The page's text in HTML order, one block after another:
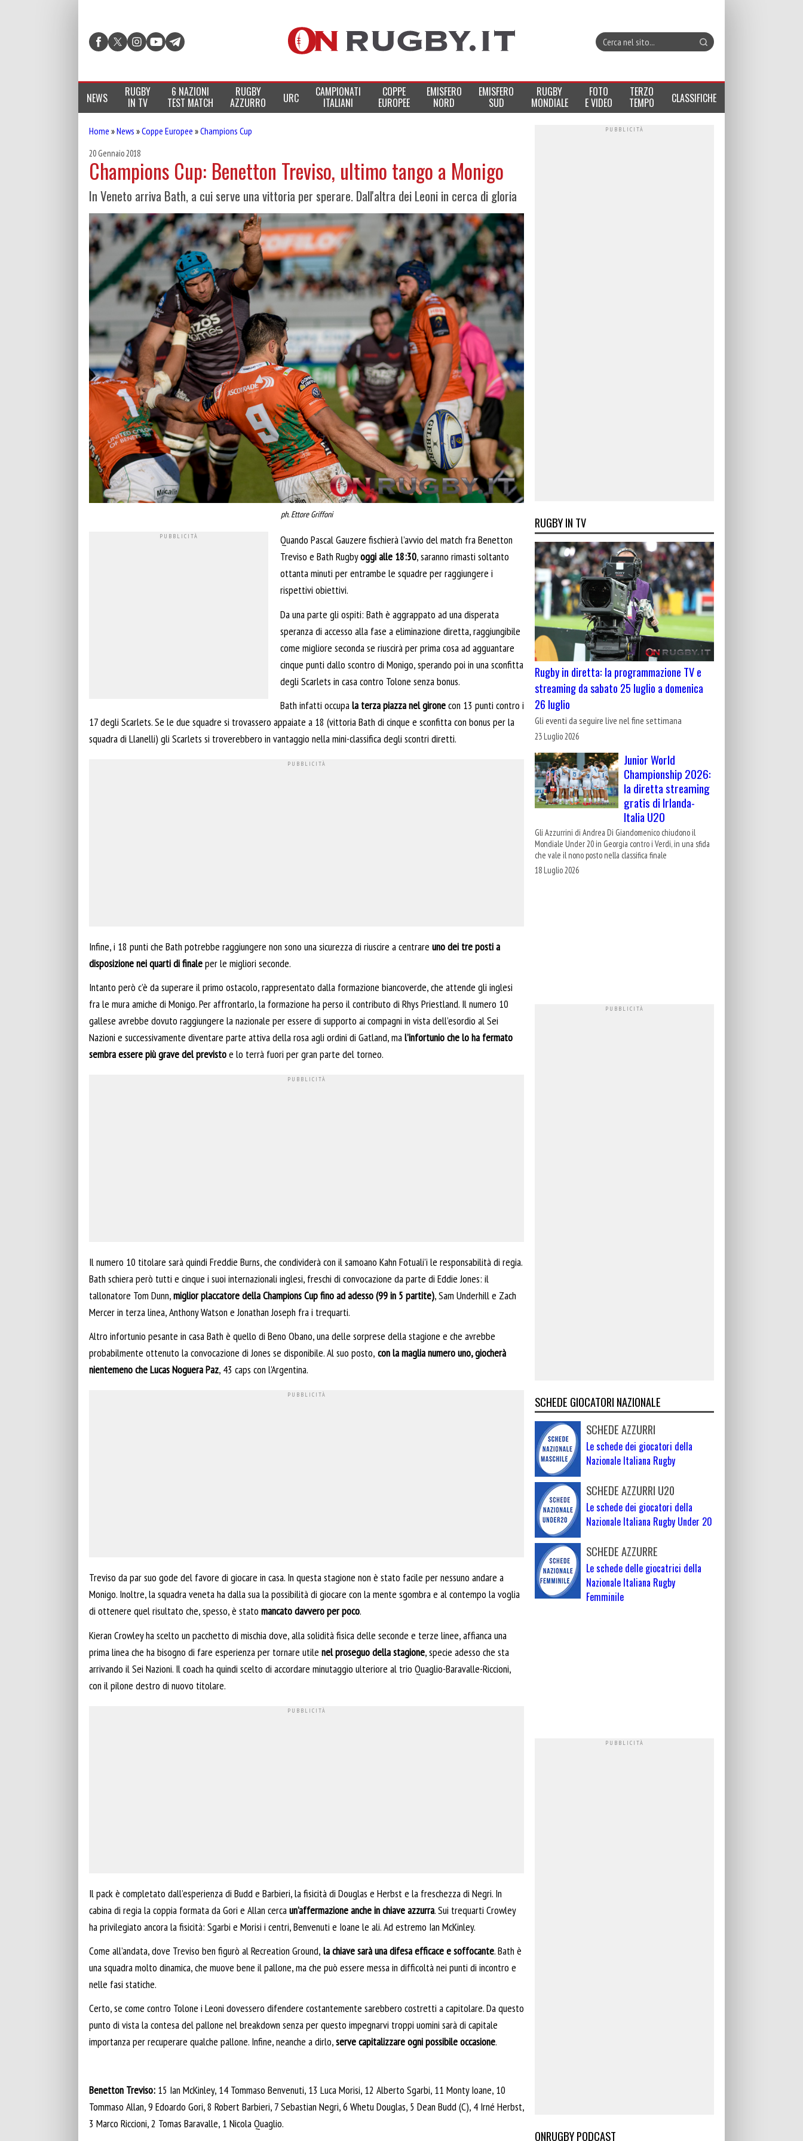
NEWS RUGBY
IN TV
6 NAZIONI
TEST MATCH
RUGBY
AZZURRO URC CAMPIONATI
ITALIANI
COPPE
EUROPEE
EMISFERO
NORD
EMISFERO
SUD
RUGBY
MONDIALE
FOTO
E VIDEO
TERZO
TEMPO CLASSIFICHE
Home »News »Coppe Europee »Champions Cup
20 Gennaio 2018
Champions Cup: Benetton Treviso, ultimo tango a Monigo
In Veneto arriva Bath, a cui serve una vittoria per sperare. Dall'altra dei Leoni in cerca di gloria
ph. Ettore Griffoni
Quando Pascal Gauzere fischierà l’avvio del match fra Benetton
Treviso e Bath Rugbyoggi alle 18:30, saranno rimasti soltanto
ottanta minuti per entrambe le squadre per raggiungere i
rispettivi obiettivi.
Da una parte gli ospiti: Bath è aggrappato ad una disperata
speranza di accesso alla fase a eliminazione diretta, raggiungibile
come migliore seconda se riuscirà per prima cosa ad agguantare
cinque punti dallo scontro di Monigo, sperando poi in una sconfitta
degli Scarlets in casa contro Tolone senza bonus.
Bath infatti occupala terza piazza nel gironecon 13 punti contro i
17 degli Scarlets. Se le due squadre si trovassero appaiate a 18 (vittoria Bath di cinque e sconfitta con bonus per la
squadra di Llanelli) gli Scarlets si troverebbero in vantaggio nella mini-classifica degli scontri diretti.
Infine, i 18 punti che Bath potrebbe raggiungere non sono una sicurezza di riuscire a centrare uno dei tre posti a
disposizione nei quarti di finaleper le migliori seconde.
Intanto però c’è da superare il primo ostacolo, rappresentato dalla formazione biancoverde, che attende gli inglesi
fra le mura amiche di Monigo. Per affrontarlo, la formazione ha perso il contributo di Rhys Priestland. Il numero 10
gallese avrebbe dovuto raggiungere la nazionale per essere di supporto ai compagni in vista dell’esordio al Sei
Nazioni e successivamente diventare parte attiva della rosa agli ordini di Gatland, mal’infortunio che lo ha fermato
sembra essere più grave del previstoe lo terrà fuori per gran parte del torneo.
Il numero 10 titolare sarà quindi Freddie Burns, che condividerà con il samoano Kahn Fotuali’i le responsabilità di regia.
Bath schiera però tutti e cinque i suoi internazionali inglesi, freschi di convocazione da parte di Eddie Jones: il
tallonatore Tom Dunn,miglior placcatore della Champions Cup fino ad adesso (99 in 5 partite), Sam Underhill e Zach
Mercer in terza linea, Anthony Watson e Jonathan Joseph fra i trequarti.
Altro infortunio pesante in casa Bath è quello di Beno Obano, una delle sorprese della stagione e che avrebbe
probabilmente ottenuto la convocazione di Jones se disponibile. Al suo posto, con la maglia numero uno, giocherà
nientemeno che Lucas Noguera Paz, 43 caps con l’Argentina.
Treviso da par suo gode del favore di giocare in casa. In questa stagione non è stato facile per nessuno andare a
Monigo. Inoltre, la squadra veneta ha dalla sua la possibilità di giocare con la mente sgombra e al contempo la voglia
di ottenere quel risultato che, spesso, è stato mancato davvero per poco.
Kieran Crowley ha scelto un pacchetto di mischia dove, alla solidità fisica delle seconde e terze linee, affianca una
prima linea che ha bisogno di fare esperienza per tornare utile nel proseguo della stagione, specie adesso che sta
arrivando il Sei Nazioni. Il coach ha quindi scelto di accordare minutaggio ulteriore al trio Quaglio-Baravalle-Riccioni,
con il pilone destro di nuovo titolare.
Il pack è completato dall’esperienza di Budd e Barbieri, la fisicità di Douglas e Herbst e la freschezza di Negri. In
cabina di regia la coppia formata da Gori e Allan cercaun’affermazione anche in chiave azzurra. Sui trequarti Crowley
ha privilegiato ancora la fisicità: Sgarbi e Morisi i centri, Benvenuti e Ioane le ali. Ad estremo Ian McKinley.
Come all’andata, dove Treviso ben figurò al Recreation Ground, la chiave sarà una difesa efficace e soffocante. Bath è
una squadra molto dinamica, che muove bene il pallone, ma che può essere messa in difficoltà nei punti di incontro e
nelle fasi statiche.
Certo, se come contro Tolone i Leoni dovessero difendere costantemente sarebbero costretti a capitolare. Da questo
punto di vista la contesa del pallone nel breakdown senza per questo impegnarvi troppi uomini sarà di capitale
importanza per recuperare qualche pallone. Infine, neanche a dirlo,serve capitalizzare ogni possibile occasione.
Benetton Treviso: 15 Ian McKinley, 14 Tommaso Benvenuti, 13 Luca Morisi, 12 Alberto Sgarbi, 11 Monty Ioane, 10
Tommaso Allan, 9 Edoardo Gori, 8 Robert Barbieri, 7 Sebastian Negri, 6 Whetu Douglas, 5 Dean Budd (C), 4 Irné Herbst,
3 Marco Riccioni, 2 Tomas Baravalle, 1 Nicola Quaglio.
RUGBY IN TV
Rugby in diretta: la programmazione TV e
streaming da sabato 25 luglio a domenica
26 luglio
Gli eventi da seguire live nel fine settimana
23 Luglio 2026
Junior World
Championship 2026:
la diretta streaming
gratis di Irlanda-
Italia U20
Gli Azzurrini di Andrea Di Giandomenico chiudono il
Mondiale Under 20 in Georgia contro i Verdi, in una sfida
che vale il nono posto nella classifica finale
18 Luglio 2026
SCHEDE GIOCATORI NAZIONALE
SCHEDE AZZURRI
Le schede dei giocatori della
Nazionale Italiana Rugby
SCHEDE AZZURRI U20
Le schede dei giocatori della
Nazionale Italiana Rugby Under 20
SCHEDE AZZURRE
Le schede delle giocatrici della
Nazionale Italiana Rugby
Femminile
ONRUGBY PODCAST